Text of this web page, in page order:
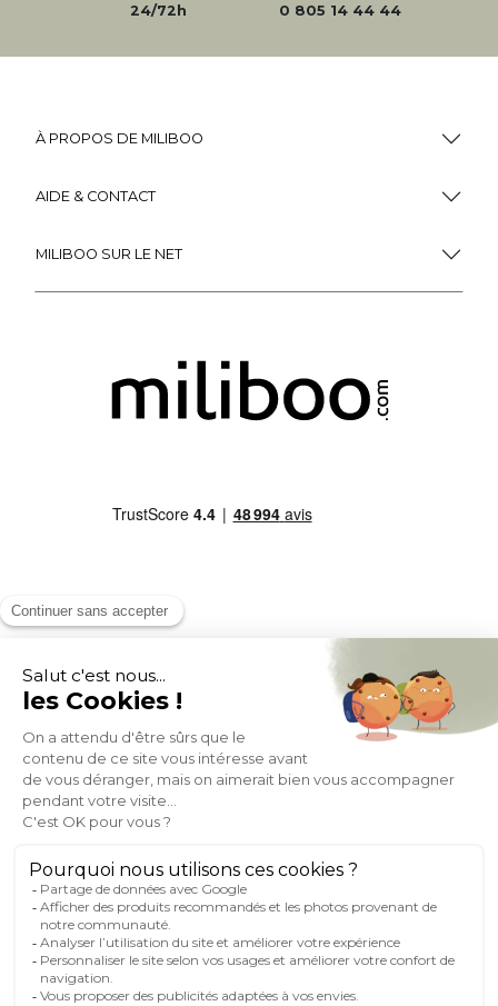
24/72h
0 805 14 44 44
À PROPOS DE MILIBOO
AIDE & CONTACT
MILIBOO SUR LE NET
MOYENS DE PAIEMENT
FRANCE